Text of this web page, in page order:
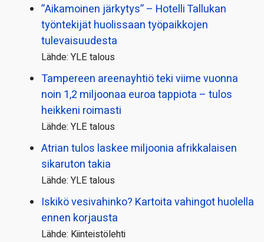
”Aikamoinen järkytys” – Hotelli Tallukan
työntekijät huolissaan työpaikkojen
tulevaisuudesta
Lähde: YLE talous
Tampereen areenayhtiö teki viime vuonna
noin 1,2 miljoonaa euroa tappiota – tulos
heikkeni roimasti
Lähde: YLE talous
Atrian tulos laskee miljoonia afrikkalaisen
sikaruton takia
Lähde: YLE talous
Iskikö vesivahinko? Kartoita vahingot huolella
ennen korjausta
Lähde: Kiinteistölehti